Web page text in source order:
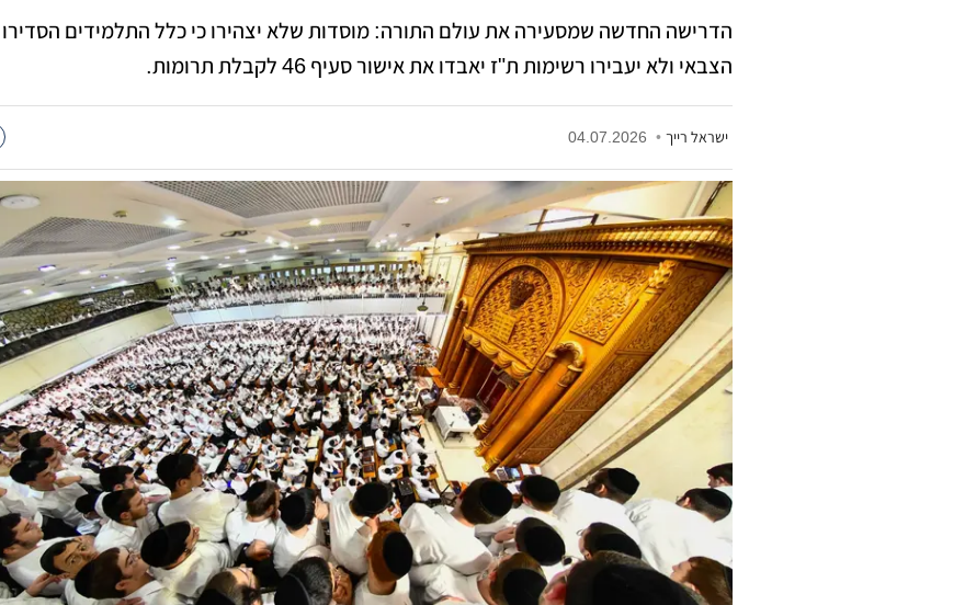
הדרישה החדשה שמסעירה את עולם התורה: מוסדות שלא יצהירו כי כלל התלמידים
הצבאי ולא יעבירו רשימות ת"ז יאבדו את אישור סעיף 46 לקבלת תרומות.
ישראל רייך •
04.07.2026